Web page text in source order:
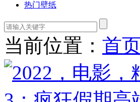
热门壁纸
当前位置： 首